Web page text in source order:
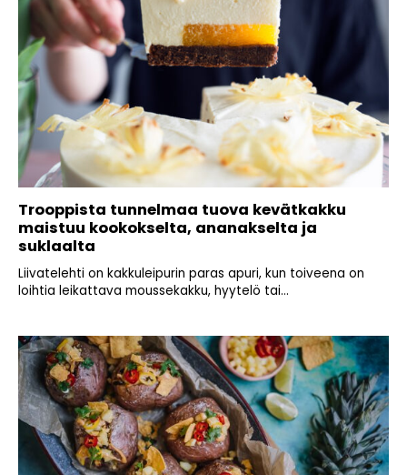
Trooppista tunnelmaa tuova kevätkakku
maistuu kookokselta, ananakselta ja
suklaalta
Liivatelehti on kakkuleipurin paras apuri, kun toiveena on
loihtia leikattava moussekakku, hyytelö tai...